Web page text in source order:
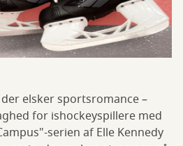
elsker sportsromance –
for ishockeyspillere med
serien af Elle Kennedy